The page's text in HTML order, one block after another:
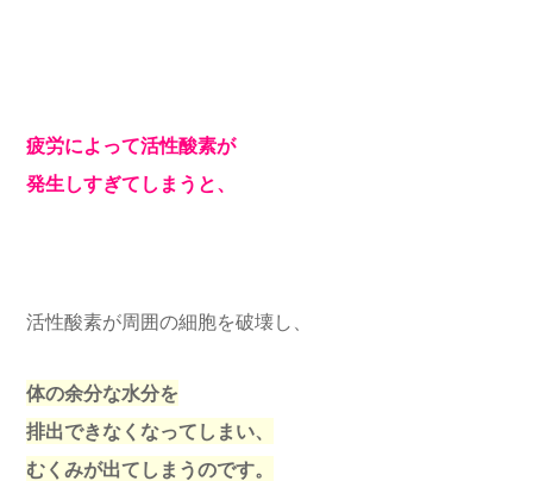
疲労によって活性酸素が
発生しすぎてしまうと、
活性酸素が周囲の細胞を破壊し、
体の余分な水分を
排出できなくなってしまい、
むくみが出てしまうのです。